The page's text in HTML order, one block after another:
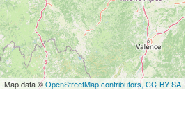
| Map data ©OpenStreetMap contributors, CC-BY-SA